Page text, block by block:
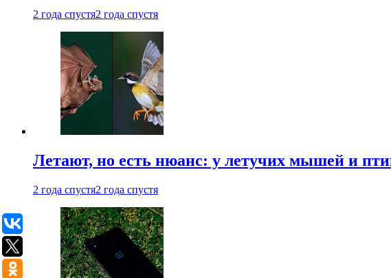
2 года спустя2 года спустя
Летают, но есть нюанс: у летучих мышей и
2 года спустя2 года спустя